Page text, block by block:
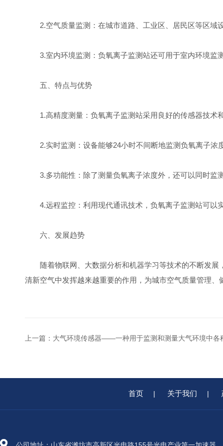
2.空气质量监测：在城市道路、工业区、居民区等区域
3.室内环境监测：负氧离子监测站还可用于室内环境监
五、特点与优势
1.高精度测量：负氧离子监测站采用良好的传感器技术
2.实时监测：设备能够24小时不间断地监测负氧离子浓
3.多功能性：除了测量负氧离子浓度外，还可以同时监
4.远程监控：利用现代通讯技术，负氧离子监测站可以
六、发展趋势
随着物联网、大数据分析和机器学习等技术的不断发展
清新空气中发挥越来越重要的作用，为城市空气质量管理
上一篇： 大气环境传感器——一种用于监测和测量大气环境中各
首页 | 关于我们 |